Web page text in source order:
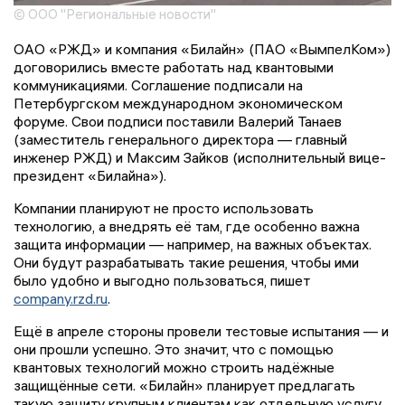
© ООО "Региональные новости"
ОАО «РЖД» и компания «Билайн» (ПАО «ВымпелКом»)
договорились вместе работать над квантовыми
коммуникациями. Соглашение подписали на
Петербургском международном экономическом
форуме. Свои подписи поставили Валерий Танаев
(заместитель генерального директора — главный
инженер РЖД) и Максим Зайков (исполнительный вице-
президент «Билайна»).
Компании планируют не просто использовать
технологию, а внедрять её там, где особенно важна
защита информации — например, на важных объектах.
Они будут разрабатывать такие решения, чтобы ими
было удобно и выгодно пользоваться, пишет
company.rzd.ru.
Ещё в апреле стороны провели тестовые испытания — и
они прошли успешно. Это значит, что с помощью
квантовых технологий можно строить надёжные
защищённые сети. «Билайн» планирует предлагать